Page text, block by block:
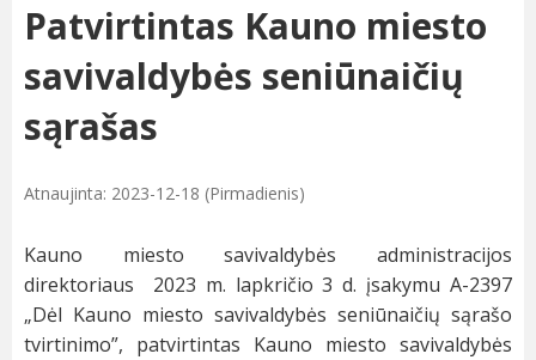
Patvirtintas Kauno miesto
savivaldybės seniūnaičių
sąrašas
Atnaujinta: 2023-12-18 (Pirmadienis)
Kauno miesto savivaldybės administracijos
direktoriaus 2023 m. lapkričio 3 d. įsakymu A-2397
„Dėl Kauno miesto savivaldybės seniūnaičių sąrašo
tvirtinimo”, patvirtintas Kauno miesto savivaldybės